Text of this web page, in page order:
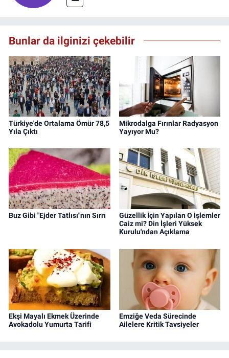
Bunlar da ilginizi çekebilir
Türkiye'de Ortalama Ömür 78,5
Yıla Çıktı
Mikrodalga Fırınlar Radyasyon
Yayıyor Mu?
Buz Gibi "Ejder Tatlısı"nın Sırrı
Güzellik İçin Yapılan O İşlemler
Caiz mi? Din İşleri Yüksek
Kurulu'ndan Açıklama
Ekşi Mayalı Ekmek Üzerinde
Avokadolu Yumurta Tarifi
Emziğe Veda Sürecinde
Ailelere Kritik Tavsiyeler